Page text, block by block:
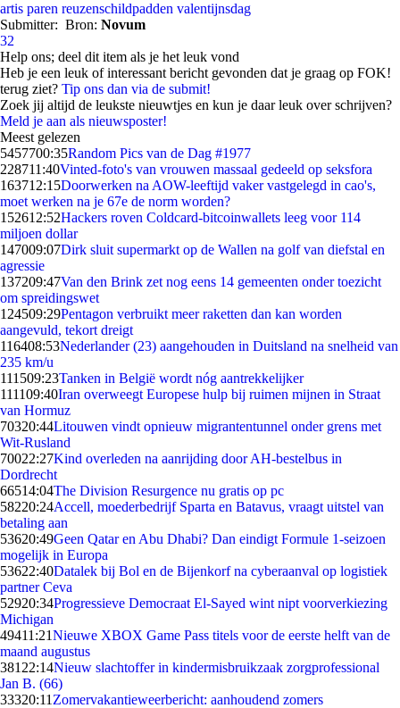
artis paren reuzenschildpadden valentijnsdag
Submitter: Bron: Novum
32
Help ons; deel dit item als je het leuk vond
Heb je een leuk of interessant bericht gevonden dat je graag op FOK!
terug ziet? Tip ons dan via de submit!
Zoek jij altijd de leukste nieuwtjes en kun je daar leuk over schrijven?
Meld je aan als nieuwsposter!
Meest gelezen
5457700:35Random Pics van de Dag #1977
228711:40Vinted-foto's van vrouwen massaal gedeeld op seksfora
163712:15Doorwerken na AOW-leeftijd vaker vastgelegd in cao's,
moet werken na je 67e de norm worden?
152612:52Hackers roven Coldcard-bitcoinwallets leeg voor 114
miljoen dollar
147009:07Dirk sluit supermarkt op de Wallen na golf van diefstal en
agressie
137209:47Van den Brink zet nog eens 14 gemeenten onder toezicht
om spreidingswet
124509:29Pentagon verbruikt meer raketten dan kan worden
aangevuld, tekort dreigt
116408:53Nederlander (23) aangehouden in Duitsland na snelheid van
235 km/u
111509:23Tanken in België wordt nóg aantrekkelijker
111109:40Iran overweegt Europese hulp bij ruimen mijnen in Straat
van Hormuz
70320:44Litouwen vindt opnieuw migrantentunnel onder grens met
Wit-Rusland
70022:27Kind overleden na aanrijding door AH-bestelbus in
Dordrecht
66514:04The Division Resurgence nu gratis op pc
58220:24Accell, moederbedrijf Sparta en Batavus, vraagt uitstel van
betaling aan
53620:49Geen Qatar en Abu Dhabi? Dan eindigt Formule 1-seizoen
mogelijk in Europa
53622:40Datalek bij Bol en de Bijenkorf na cyberaanval op logistiek
partner Ceva
52920:34Progressieve Democraat El-Sayed wint nipt voorverkiezing
Michigan
49411:21Nieuwe XBOX Game Pass titels voor de eerste helft van de
maand augustus
381 22:14Nieuw slachtoffer in kindermisbruikzaak zorgprofessional
Jan B. (66)
33320:11 Zomervakantieweerbericht: aanhoudend zomers